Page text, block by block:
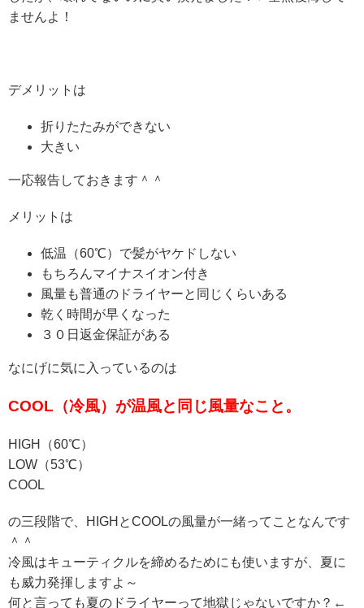
ませんよ！
デメリットは
折りたたみができない
大きい
一応報告しておきます＾＾
メリットは
低温（60℃）で髪がヤケドしない
もちろんマイナスイオン付き
風量も普通のドライヤーと同じくらいある
乾く時間が早くなった
３０日返金保証がある
なにげに気に入っているのは
COOL（冷風）が温風と同じ風量なこと。
HIGH（60℃）
LOW（53℃）
COOL
の三段階で、HIGHとCOOLの風量が一緒ってことなんです
＾＾
冷風はキューティクルを締めるためにも使いますが、夏に
も威力発揮しますよ～
何と言っても夏のドライヤーって地獄じゃないですか？←